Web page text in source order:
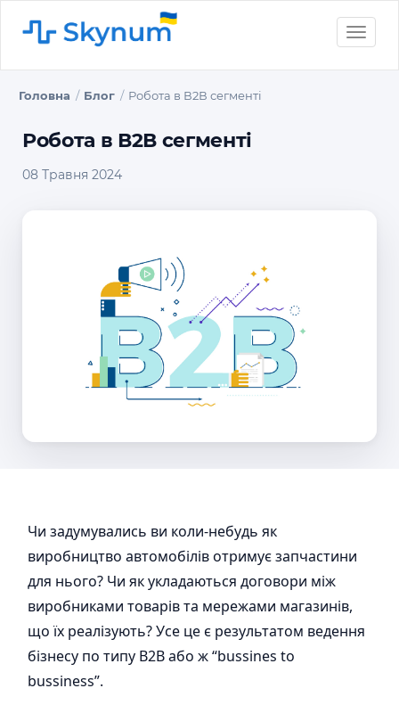
Toggle
Головна Блог Робота в В2В сегменті
Робота в В2В сегменті
08 Травня 2024
Чи задумувались ви коли-небудь як
виробництво автомобілів отримує запчастини
для нього? Чи як укладаються договори між
виробниками товарів та мережами магазинів,
що їх реалізують? Усе це є результатом ведення
бізнесу по типу B2B або ж “bussines to
bussiness”.